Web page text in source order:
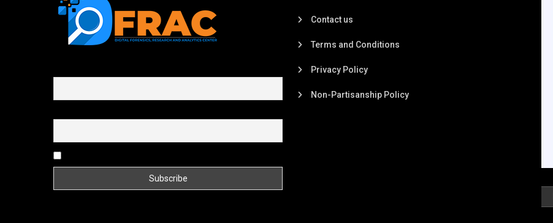
Contact us
Terms and Conditions
Privacy Policy
Non-Partisanship Policy